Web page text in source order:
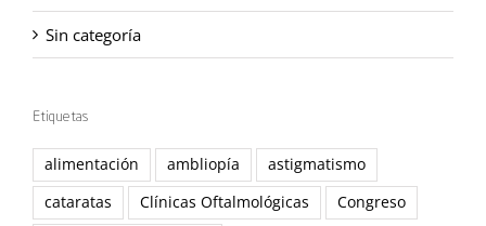
Sin categoría
Etiquetas
alimentación ambliopía
astigmatismo
cataratas
Clínicas Oftalmológicas
Congreso